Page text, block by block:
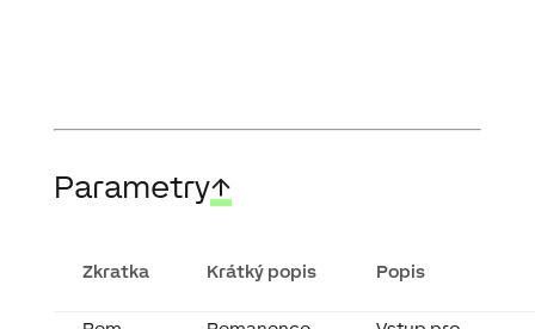
Parametry↑
Zkratka Krátký popis Popis